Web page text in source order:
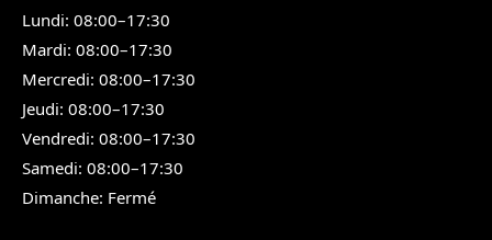
Lundi: 08:00–17:30
Mardi: 08:00–17:30
Mercredi: 08:00–17:30
Jeudi: 08:00–17:30
Vendredi: 08:00–17:30
Samedi: 08:00–17:30
Dimanche: Fermé